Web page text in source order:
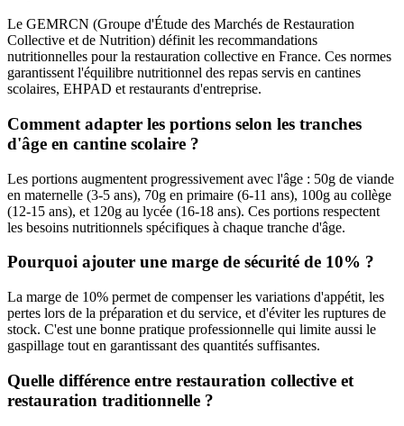
Le GEMRCN (Groupe d'Étude des Marchés de Restauration
Collective et de Nutrition) définit les recommandations
nutritionnelles pour la restauration collective en France. Ces normes
garantissent l'équilibre nutritionnel des repas servis en cantines
scolaires, EHPAD et restaurants d'entreprise.
Comment adapter les portions selon les tranches
d'âge en cantine scolaire ?
Les portions augmentent progressivement avec l'âge : 50g de viande
en maternelle (3-5 ans), 70g en primaire (6-11 ans), 100g au collège
(12-15 ans), et 120g au lycée (16-18 ans). Ces portions respectent
les besoins nutritionnels spécifiques à chaque tranche d'âge.
Pourquoi ajouter une marge de sécurité de 10% ?
La marge de 10% permet de compenser les variations d'appétit, les
pertes lors de la préparation et du service, et d'éviter les ruptures de
stock. C'est une bonne pratique professionnelle qui limite aussi le
gaspillage tout en garantissant des quantités suffisantes.
Quelle différence entre restauration collective et
restauration traditionnelle ?